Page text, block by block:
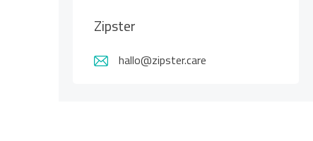
Zipster
hallo@zipster.care